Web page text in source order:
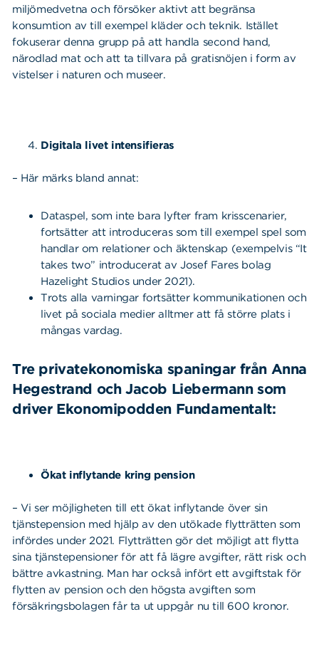
miljömedvetna och försöker aktivt att begränsa
konsumtion av till exempel kläder och teknik. Istället
fokuserar denna grupp på att handla second hand,
närodlad mat och att ta tillvara på gratisnöjen i form av
vistelser i naturen och museer.
Digitala livet intensifieras
– Här märks bland annat:
Dataspel, som inte bara lyfter fram krisscenarier,
fortsätter att introduceras som till exempel spel som
handlar om relationer och äktenskap (exempelvis “It
takes two” introducerat av Josef Fares bolag
Hazelight Studios under 2021).
Trots alla varningar fortsätter kommunikationen och
livet på sociala medier alltmer att få större plats i
mångas vardag.
Tre privatekonomiska spaningar från Anna
Hegestrand och Jacob Liebermann som
driver Ekonomipodden Fundamentalt:
Ökat inflytande kring pension
– Vi ser möjligheten till ett ökat inflytande över sin
tjänstepension med hjälp av den utökade flytträtten som
infördes under 2021. Flytträtten gör det möjligt att flytta
sina tjänstepensioner för att få lägre avgifter, rätt risk och
bättre avkastning. Man har också infört ett avgiftstak för
flytten av pension och den högsta avgiften som
försäkringsbolagen får ta ut uppgår nu till 600 kronor.